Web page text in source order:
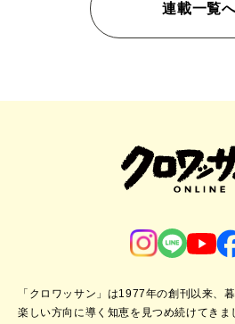
連載一覧
「クロワッサン」は1977年の創刊以来、
楽しい方向に導く知恵を見つめ続けてきま